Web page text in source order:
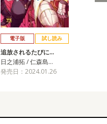
電子版 試し読み
追放されるたびに…
日之浦拓 / 仁森島…
発売日：2024.01.26